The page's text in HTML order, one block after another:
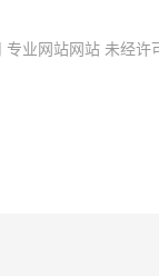
业网站网站 未经许